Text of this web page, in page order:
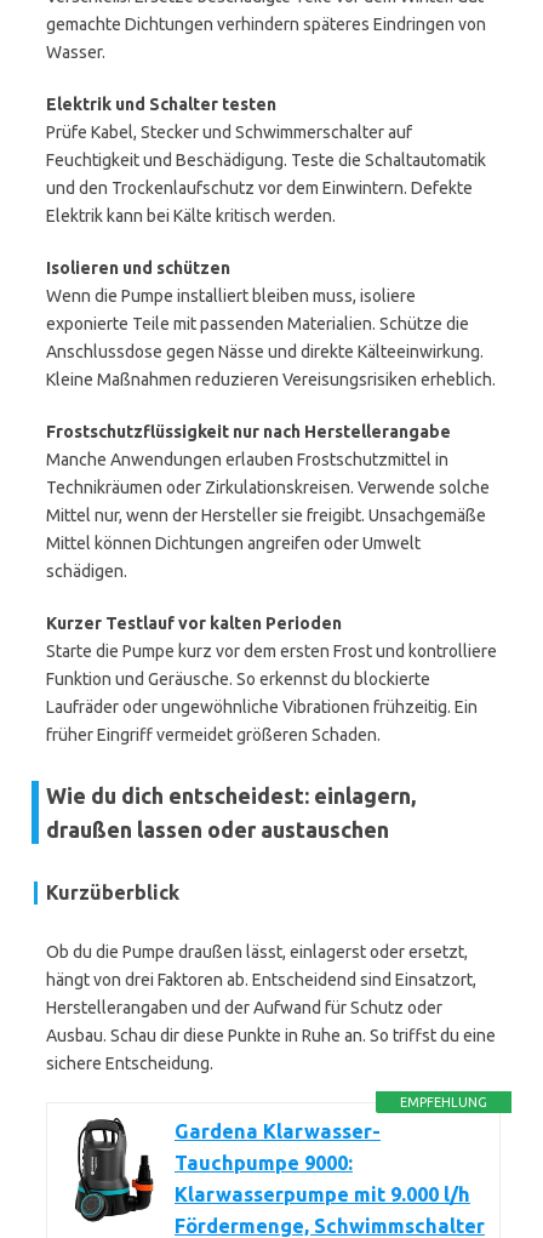
gemachte Dichtungen verhindern späteres Eindringen von
Wasser.
Elektrik und Schalter testen
Prüfe Kabel, Stecker und Schwimmerschalter auf
Feuchtigkeit und Beschädigung. Teste die Schaltautomatik
und den Trockenlaufschutz vor dem Einwintern. Defekte
Elektrik kann bei Kälte kritisch werden.
Isolieren und schützen
Wenn die Pumpe installiert bleiben muss, isoliere
exponierte Teile mit passenden Materialien. Schütze die
Anschlussdose gegen Nässe und direkte Kälteeinwirkung.
Kleine Maßnahmen reduzieren Vereisungsrisiken erheblich.
Frostschutzflüssigkeit nur nach Herstellerangabe
Manche Anwendungen erlauben Frostschutzmittel in
Technikräumen oder Zirkulationskreisen. Verwende solche
Mittel nur, wenn der Hersteller sie freigibt. Unsachgemäße
Mittel können Dichtungen angreifen oder Umwelt
schädigen.
Kurzer Testlauf vor kalten Perioden
Starte die Pumpe kurz vor dem ersten Frost und kontrolliere
Funktion und Geräusche. So erkennst du blockierte
Laufräder oder ungewöhnliche Vibrationen frühzeitig. Ein
früher Eingriff vermeidet größeren Schaden.
Wie du dich entscheidest: einlagern,
draußen lassen oder austauschen
Kurzüberblick
Ob du die Pumpe draußen lässt, einlagerst oder ersetzt,
hängt von drei Faktoren ab. Entscheidend sind Einsatzort,
Herstellerangaben und der Aufwand für Schutz oder
Ausbau. Schau dir diese Punkte in Ruhe an. So triffst du eine
sichere Entscheidung.
EMPFEHLUNG
Gardena Klarwasser-
Tauchpumpe 9000:
Klarwasserpumpe mit 9.000 l/h
Fördermenge, Schwimmschalter